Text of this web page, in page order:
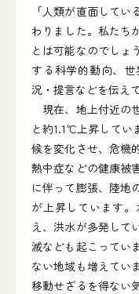
「人類が直面して
わりました。私たち
とは可能なのでしょ
する科学的動向、
況・提言などを伝え
現在、地上付近の
と約1.1℃上昇してい
候を変化させ、危機
熱中症などの健康被
に伴って膨張、陸地
が上昇しています
え、洪水が多発して
滅なども起こってい
ない地域も増えてい
移動せざるを得ない